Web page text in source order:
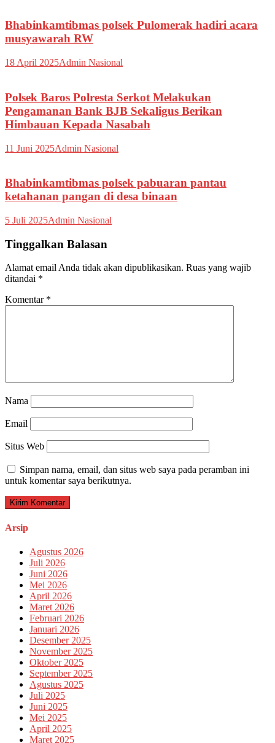
Bhabinkamtibmas polsek Pulomerak hadiri acara
musyawarah RW
18 April 2025Admin Nasional
Polsek Baros Polresta Serkot Melakukan
Pengamanan Bank BJB Sekaligus Berikan
Himbauan Kepada Nasabah
11 Juni 2025Admin Nasional
Bhabinkamtibmas polsek pabuaran pantau
ketahanan pangan di desa binaan
5 Juli 2025Admin Nasional
Tinggalkan Balasan
Alamat email Anda tidak akan dipublikasikan. Ruas yang wajib
ditandai *
Komentar *
Nama
Email
Situs Web
Simpan nama, email, dan situs web saya pada peramban ini
untuk komentar saya berikutnya.
Arsip
Agustus 2026
Juli 2026
Juni 2026
Mei 2026
April 2026
Maret 2026
Februari 2026
Januari 2026
Desember 2025
November 2025
Oktober 2025
September 2025
Agustus 2025
Juli 2025
Juni 2025
Mei 2025
April 2025
Maret 2025